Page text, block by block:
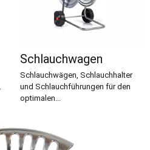
Schlauchwagen
Schlauchwägen, Schlauchhalter
und Schlauchführungen für den
optimalen...